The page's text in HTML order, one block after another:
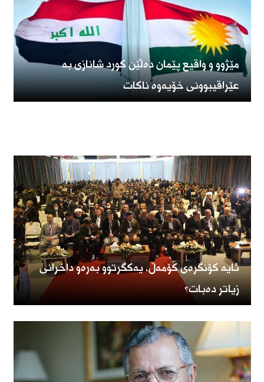
مێژوو و واقیع پێمان دەڵێن کورد شانازی بە
عێراقیبوونی خۆیەوە ناکات
ئایە کۆنگرەی کۆمەڵ، یەکگرتوو بەرەو داخرانی
زیاتر دەبات؟